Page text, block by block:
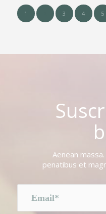
1 3 4 5
Aenean
penatibus et